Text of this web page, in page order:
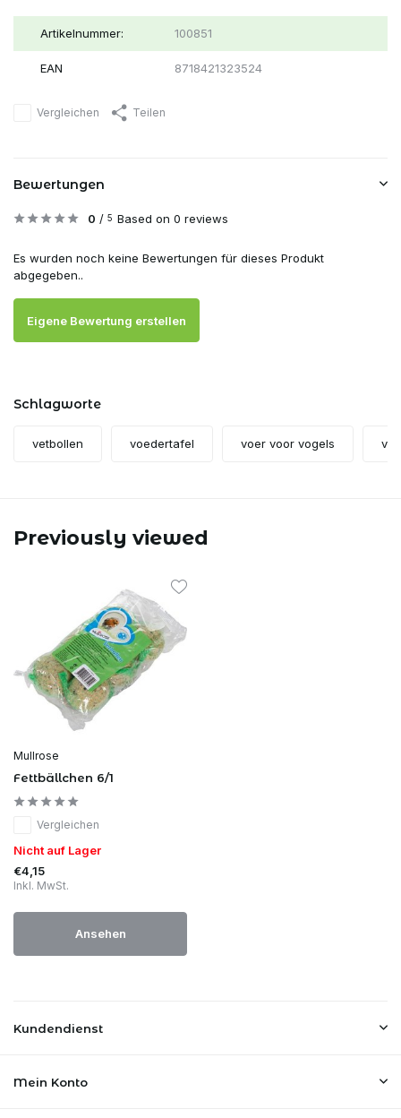
Artikelnummer: 100851
EAN 8718421323524
Vergleichen Teilen
Bewertungen
0 / 5 Based on 0 reviews
Es wurden noch keine Bewertungen für dieses Produkt
abgegeben..
Eigene Bewertung erstellen
Schlagworte
vetbollen voedertafel voer voor vogels
Previously viewed
Mullrose
Fettbällchen 6/1
Vergleichen
Nicht auf Lager
€4,15
Inkl. MwSt.
Ansehen
Kundendienst
Mein Konto